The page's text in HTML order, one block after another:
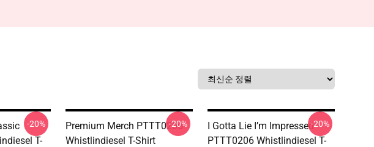
T-
-20%
Premium Merch PTTT0206
Whistlindiesel T-Shirt
-20%
I Gotta Lie I’m Impressed
PTTT0206 Whistlindiesel T-
-20%